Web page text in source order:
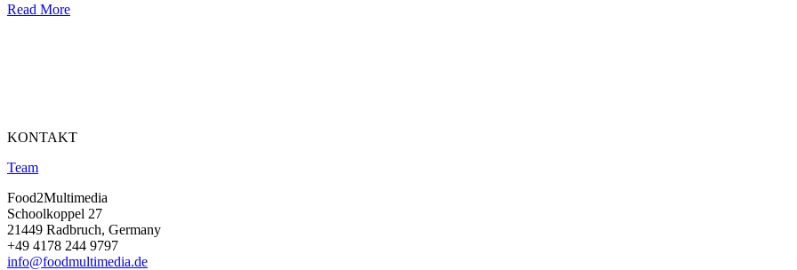
Read More
KONTAKT
Team
Food2Multimedia
Schoolkoppel 27
21449 Radbruch, Germany
+49 4178 244 9797
info@foodmultimedia.de